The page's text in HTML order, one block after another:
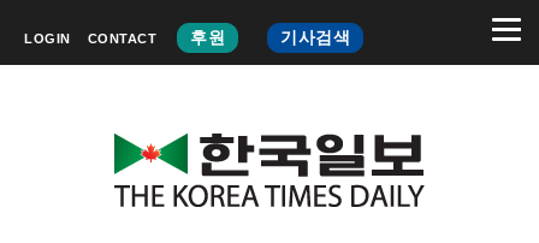
LOGIN CONTACT 후원 기사검색